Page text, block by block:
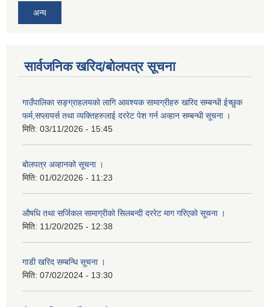
अन्य
सार्वजनिक खरिद/बोलपत्र सूचना
गाउँपालिका सङ्ग्राहलयको लागि आवश्यक सामाग्रीहरु खरिद सम्बन्धी ईच्छुक
फर्म,सप्लायर्स तथा व्यक्तिहरुलाई दररेट पेश गर्न अव्हान सम्बन्धी सूचना ।
मिति: 03/11/2026 - 15:45
बोलपत्र अव्हानको सूचना ।
मिति: 01/02/2026 - 11:23
औषधि तथा सर्जिकल सामाग्रीको सिलबन्दी दररेट माग गरिएको सूचना ।
मिति: 11/20/2025 - 12:38
गाडी खरिद सम्बन्धि सूचना ।
मिति: 07/02/2024 - 13:30